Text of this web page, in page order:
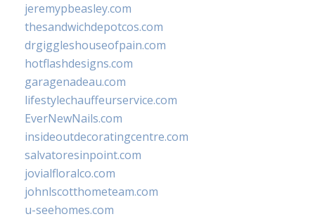
jeremypbeasley.com
thesandwichdepotcos.com
drgiggleshouseofpain.com
hotflashdesigns.com
garagenadeau.com
lifestylechauffeurservice.com
EverNewNails.com
insideoutdecoratingcentre.com
salvatoresinpoint.com
jovialfloralco.com
johnlscotthometeam.com
u-seehomes.com